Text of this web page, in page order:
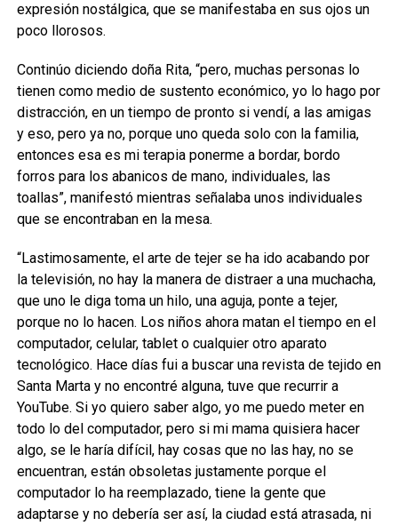
expresión nostálgica, que se manifestaba en sus ojos un
poco llorosos.
Continúo diciendo doña Rita, “pero, muchas personas lo
tienen como medio de sustento económico, yo lo hago por
distracción, en un tiempo de pronto si vendí, a las amigas
y eso, pero ya no, porque uno queda solo con la familia,
entonces esa es mi terapia ponerme a bordar, bordo
forros para los abanicos de mano, individuales, las
toallas”, manifestó mientras señalaba unos individuales
que se encontraban en la mesa.
“Lastimosamente, el arte de tejer se ha ido acabando por
la televisión, no hay la manera de distraer a una muchacha,
que uno le diga toma un hilo, una aguja, ponte a tejer,
porque no lo hacen. Los niños ahora matan el tiempo en el
computador, celular, tablet o cualquier otro aparato
tecnológico. Hace días fui a buscar una revista de tejido en
Santa Marta y no encontré alguna, tuve que recurrir a
YouTube. Si yo quiero saber algo, yo me puedo meter en
todo lo del computador, pero si mi mama quisiera hacer
algo, se le haría difícil, hay cosas que no las hay, no se
encuentran, están obsoletas justamente porque el
computador lo ha reemplazado, tiene la gente que
adaptarse y no debería ser así, la ciudad está atrasada, ni